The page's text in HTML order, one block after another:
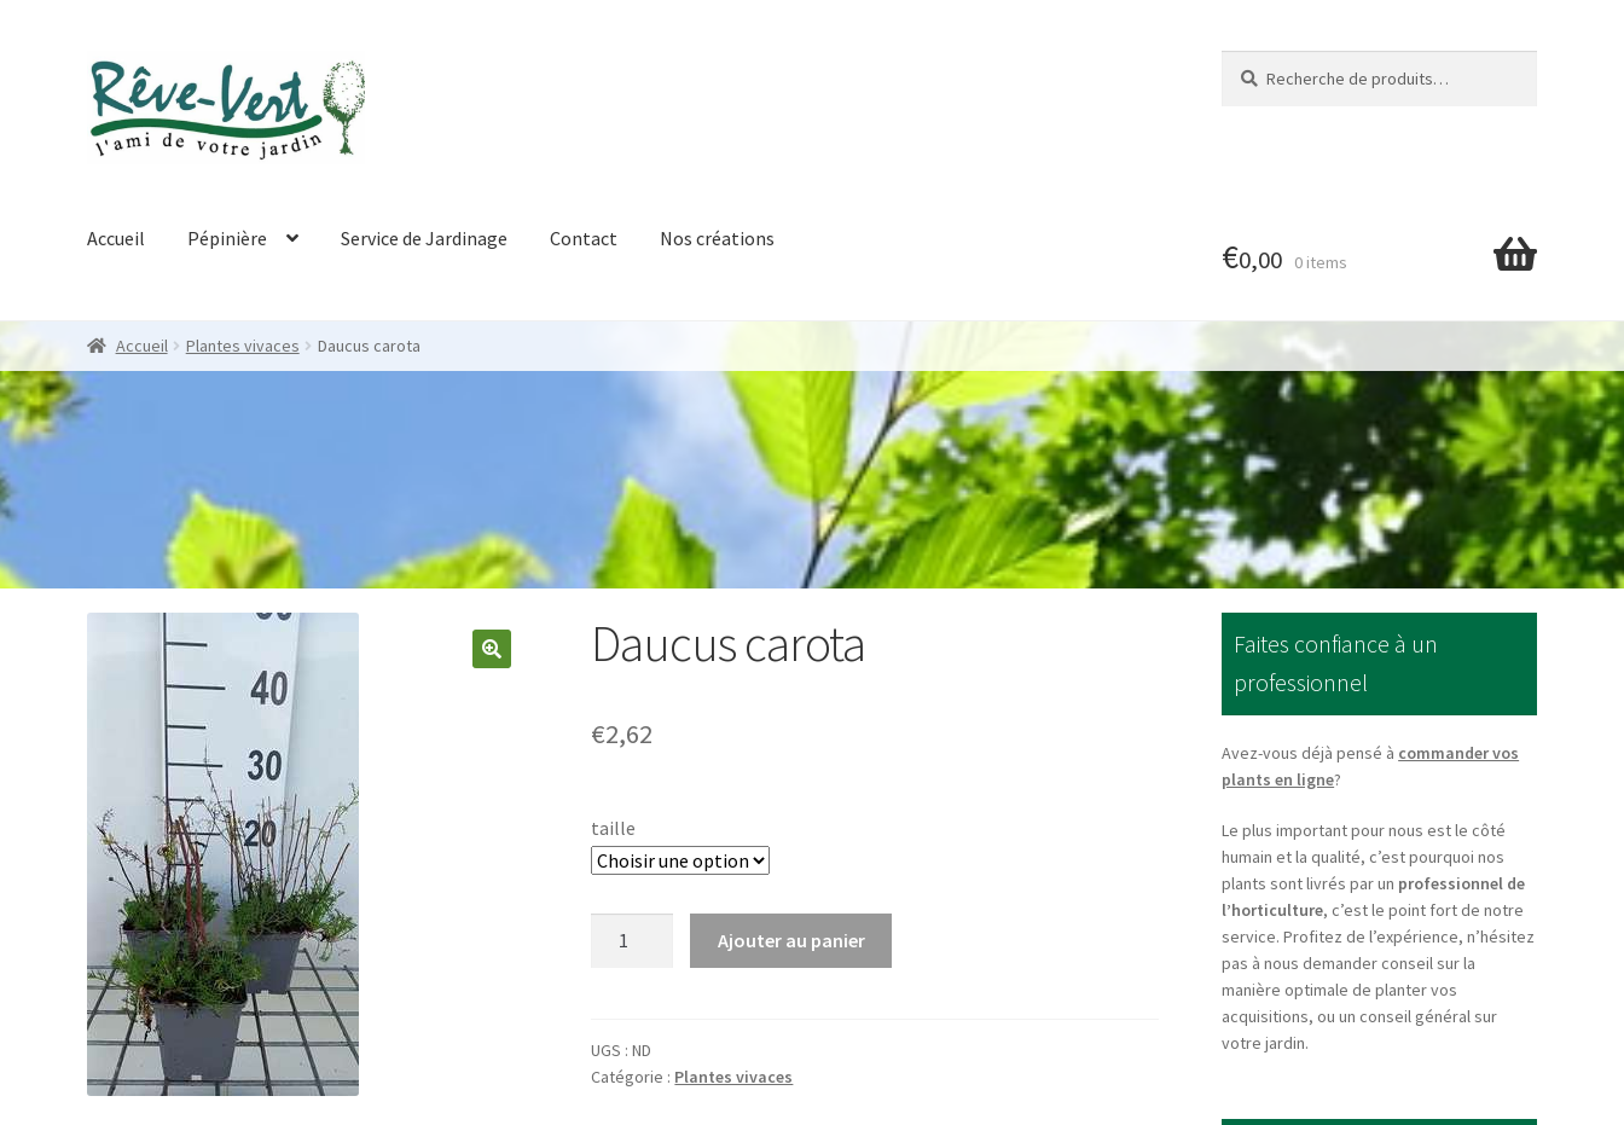
Skip
to
navigation
Skip
to
content
pour :
Accueil Pépinière Service de Jardinage Contact Nos créations €0,00 0 items
Accueil Plantes vivaces Daucus carota
Daucus carota
€2,62
taille
Ajouter au panier
UGS :ND
Catégorie : Plantes vivaces
Faites confiance à un
professionnel
Avez-vous déjà pensé à commander vos
plants en ligne?
Le plus important pour nous est le côté
humain et la qualité, c’est pourquoi nos
plants sont livrés par un professionnel de
l’horticulture, c’est le point fort de notre
service. Profitez de l’expérience, n’hésitez
pas à nous demander conseil sur la
manière optimale de planter vos
acquisitions, ou un conseil général sur
votre jardin.